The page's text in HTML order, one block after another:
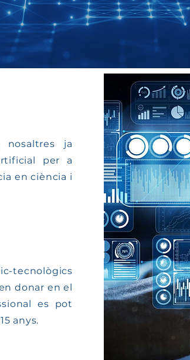
nosaltres ja
per a
en ciència i
tecnològics
donar en el
es pot
anys.